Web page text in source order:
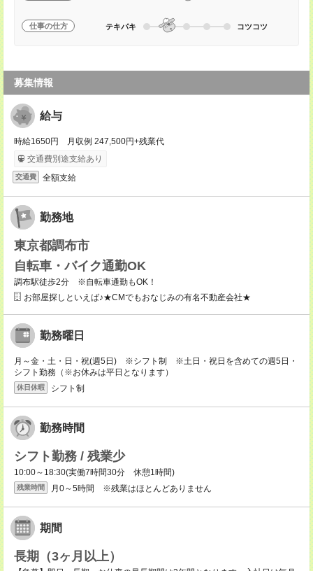
仕事の仕方 テキパキ コツコツ
募集情報
給与
時給1650円 月収例 247,500円+残業代
交通費別途支給あり
交通費 全額支給
勤務地
東京都調布市
自転車・バイク通勤OK
調布駅徒歩2分 ※自転車通勤もOK！
お部屋探しといえば♪★CMでもおなじみの有名不動産会社★
勤務曜日
月～金・土・日・祝(週5日) ※シフト制 ※土日・祝日を含めての週5日・
シフト勤務（※お休みは平日となります）
休日休暇 シフト制
勤務時間
シフト勤務 / 残業少
10:00～18:30(実働7時間30分 休憩1時間)
残業時間 月0～5時間 ※残業はほとんどありません
期間
長期（3ヶ月以上）